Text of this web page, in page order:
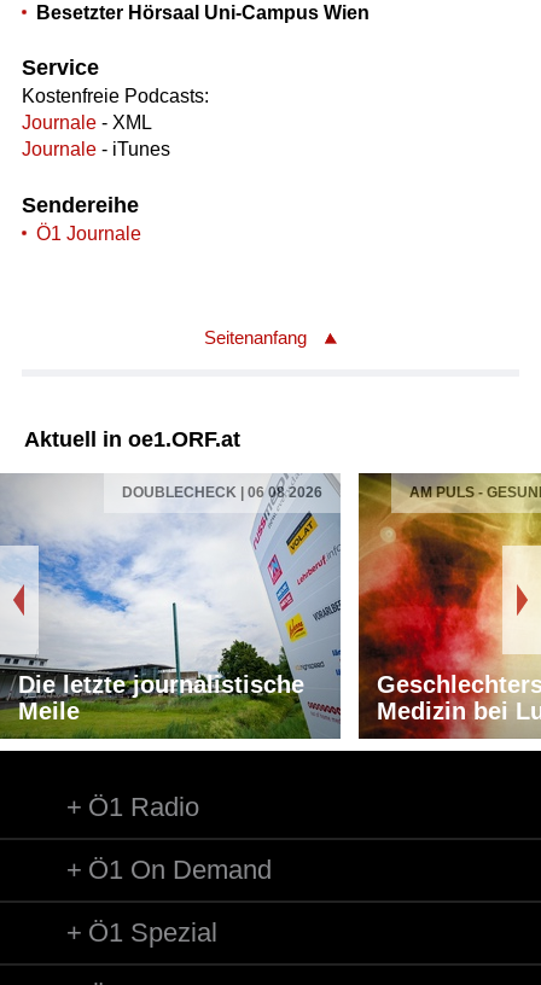
Besetzter Hörsaal Uni-Campus Wien
Service
Kostenfreie Podcasts:
Journale- XML
Journale- iTunes
Sendereihe
Ö1 Journale
Seitenanfang
Aktuell in oe1.ORF.at
DOUBLECHECK | 06 08 2026
Die letzte journalistische
Meile
AM PULS -
Medizin bei
Ö1 Radio
Ö1 On Demand
Ö1 Spezial